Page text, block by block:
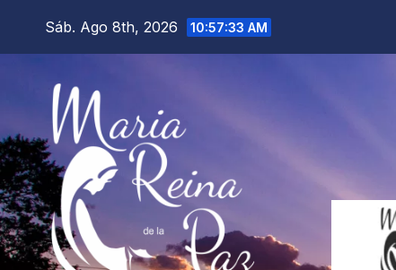
Sáb. Ago 8th, 2026 10:57:34 AM